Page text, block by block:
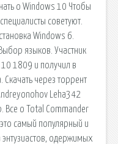
о Windows 10 Чтобы
советуют.
Windows 6.
языков. Участник
1809 и получил в
Скачать через торрент
Leha342
Все о Total Commander
самый популярный и
одержимых